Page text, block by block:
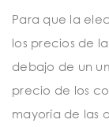
Para que la
los precios de
debajo de un
precio de los
mayoría de las